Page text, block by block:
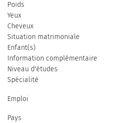
Poids
Yeux
Cheveux
Situation matrimoniale
Enfant(s)
Information complémentaire
Niveau d'études
Spécialité
Emploi
Pays